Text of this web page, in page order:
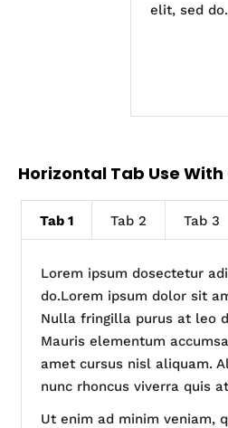
elit, sed do.
Horizontal Tab Use
Tab 1 Tab 2 Tab 3
Lorem ipsum dosectetur
do.Lorem ipsum dolor sit
Nulla fringilla purus at leo
Mauris elementum
amet cursus nisl aliquam.
nunc rhoncus viverra quis
Ut enim ad minim veniam,